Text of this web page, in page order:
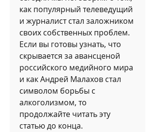
как популярный телеведущий
и журналист стал заложником
своих собственных проблем.
Если вы готовы узнать, что
скрывается за авансценой
российского медийного мира
и как Андрей Малахов стал
символом борьбы с
алкоголизмом, то
продолжайте читать эту
статью до конца.